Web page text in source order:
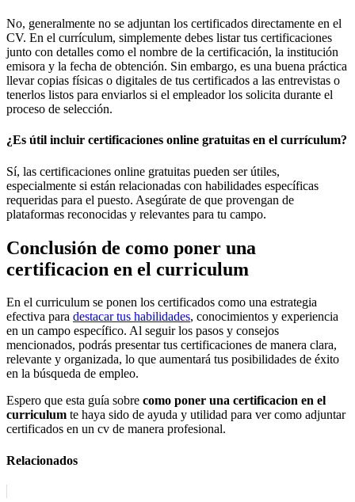
No, generalmente no se adjuntan los certificados directamente en el
CV. En el currículum, simplemente debes listar tus certificaciones
junto con detalles como el nombre de la certificación, la institución
emisora y la fecha de obtención. Sin embargo, es una buena práctica
llevar copias físicas o digitales de tus certificados a las entrevistas o
tenerlos listos para enviarlos si el empleador los solicita durante el
proceso de selección.
¿Es útil incluir certificaciones online gratuitas en el currículum?
Sí, las certificaciones online gratuitas pueden ser útiles,
especialmente si están relacionadas con habilidades específicas
requeridas para el puesto. Asegúrate de que provengan de
plataformas reconocidas y relevantes para tu campo.
Conclusión de como poner una
certificacion en el curriculum
En el curriculum se ponen los certificados como una estrategia
efectiva para destacar tus habilidades, conocimientos y experiencia
en un campo específico. Al seguir los pasos y consejos
mencionados, podrás presentar tus certificaciones de manera clara,
relevante y organizada, lo que aumentará tus posibilidades de éxito
en la búsqueda de empleo.
Espero que esta guía sobre como poner una certificacion en el
curriculum te haya sido de ayuda y utilidad para ver como adjuntar
certificados en un cv de manera profesional.
Relacionados